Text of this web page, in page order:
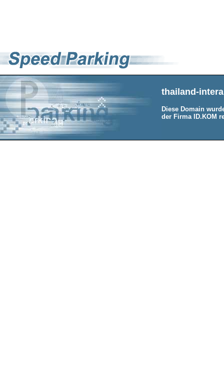
thailand-
Diese Domain
der Firma ID.KOM